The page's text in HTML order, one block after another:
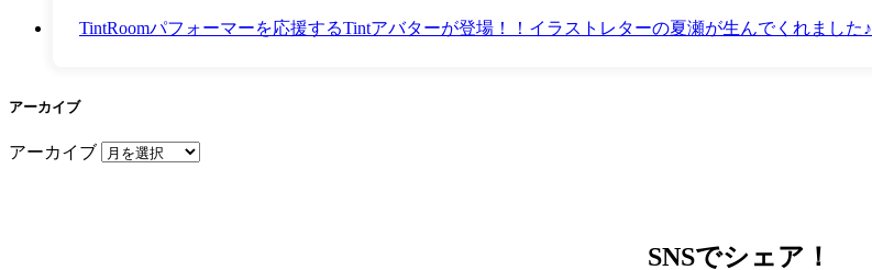
TintRoomパフォーマーを応援するTintアバターが登場！！イラストレターの夏瀬が生んでくれました♪
アーカイブ
アーカイブ
SNSでシェア！